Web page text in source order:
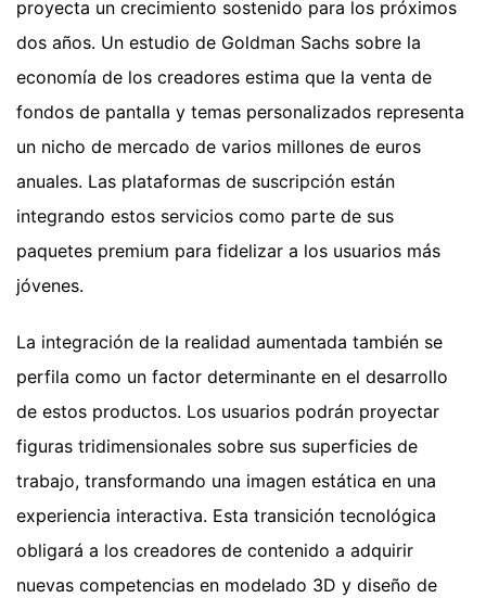
proyecta un crecimiento sostenido para los próximos
dos años. Un estudio de Goldman Sachs sobre la
economía de los creadores estima que la venta de
fondos de pantalla y temas personalizados representa
un nicho de mercado de varios millones de euros
anuales. Las plataformas de suscripción están
integrando estos servicios como parte de sus
paquetes premium para fidelizar a los usuarios más
jóvenes.
La integración de la realidad aumentada también se
perfila como un factor determinante en el desarrollo
de estos productos. Los usuarios podrán proyectar
figuras tridimensionales sobre sus superficies de
trabajo, transformando una imagen estática en una
experiencia interactiva. Esta transición tecnológica
obligará a los creadores de contenido a adquirir
nuevas competencias en modelado 3D y diseño de